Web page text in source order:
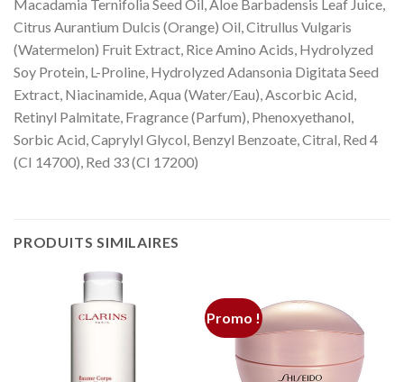
Macadamia Ternifolia Seed Oil, Aloe Barbadensis Leaf Juice,
Citrus Aurantium Dulcis (Orange) Oil, Citrullus Vulgaris
(Watermelon) Fruit Extract, Rice Amino Acids, Hydrolyzed
Soy Protein, L-Proline, Hydrolyzed Adansonia Digitata Seed
Extract, Niacinamide, Aqua (Water/Eau), Ascorbic Acid,
Retinyl Palmitate, Fragrance (Parfum), Phenoxyethanol,
Sorbic Acid, Caprylyl Glycol, Benzyl Benzoate, Citral, Red 4
(CI 14700), Red 33 (CI 17200)
PRODUITS SIMILAIRES
Promo !